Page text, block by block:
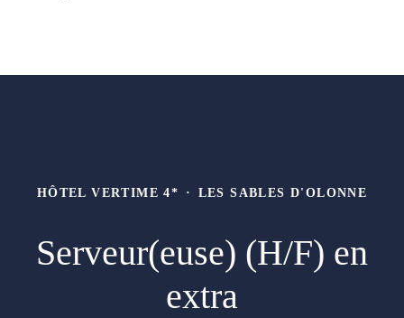
HÔTEL VERTIME 4* · LES SABLES D'OLONNE
Serveur(euse) (H/F) en
extra